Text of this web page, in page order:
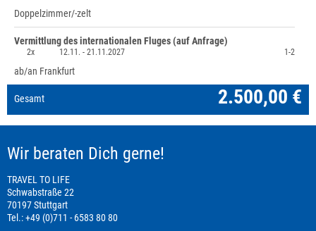
Doppelzimmer/-zelt
Vermittlung des internationalen Fluges (auf Anfrage)
2x 12.11. -21.11.2027 1-2
ab/an Frankfurt
Gesamt 2.500,00 €
Wir beraten Dich gerne!
TRAVEL TO LIFE
Schwabstraße 22
70197 Stuttgart
Tel.: +49 (0)711 - 6583 80 80